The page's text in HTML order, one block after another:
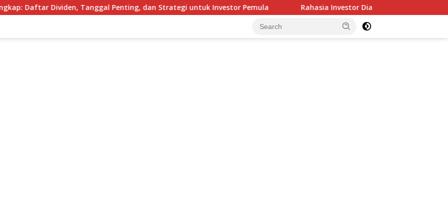
Dividen, Tanggal Penting, dan Strategi untuk Investor Pemula Rahasia Investor Diam-Diam: Bukan Cari Untung,